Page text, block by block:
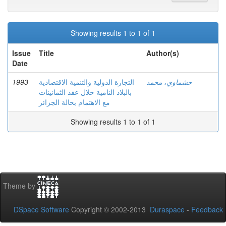
Showing results 1 to 1 of 1
Issue
Date
Title Author(s)
1993
التجارة الدولية والتنمية الاقتصادية
بالبلاد النامية خلال عقد الثمانينات
مع الاهتمام بحالة الجزائر
حشماوي، محمد
Showing results 1 to 1 of 1
Theme by
DSpace Software Copyright © 2002-2013 Duraspace - Feedback